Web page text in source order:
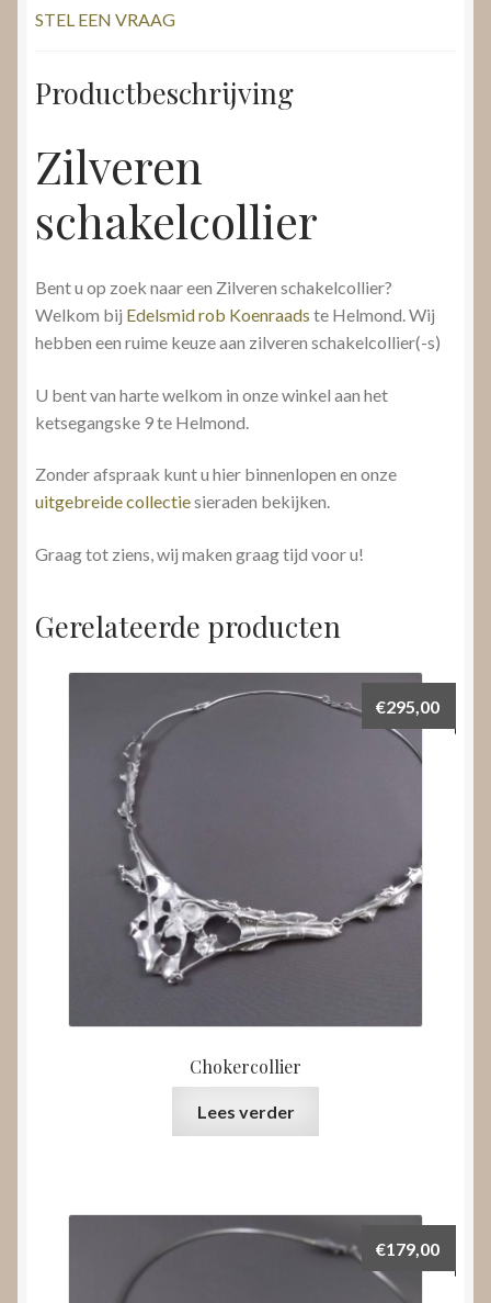
STEL EEN VRAAG
Productbeschrijving
Zilveren
schakelcollier
Bent u op zoek naar een Zilveren schakelcollier?
Welkom bij Edelsmid rob Koenraads te Helmond. Wij
hebben een ruime keuze aan zilveren schakelcollier(-s)
U bent van harte welkom in onze winkel aan het
ketsegangske 9 te Helmond.
Zonder afspraak kunt u hier binnenlopen en onze
uitgebreide collectiesieraden bekijken.
Graag tot ziens, wij maken graag tijd voor u!
Gerelateerde producten
Chokercollier
€295,00
Lees verder
€179,00